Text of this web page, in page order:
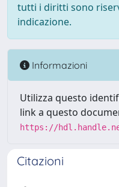
tutti i diritti sono
indicazione.
Informazioni
Utilizza questo
link a questo
https://
Citazioni